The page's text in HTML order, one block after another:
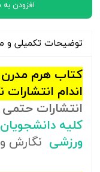
افزودن
توضیحات تکمیلی و
کتاب هرم مدرن
اندام انتشارات
انتشارات حتمی
کلیه
ورزشی نگارش